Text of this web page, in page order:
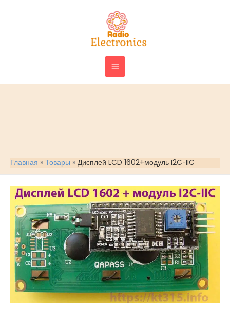
ГЛАВНОЕ
МЕНЮ
Главная Товары Дисплей LCD 1602+модуль I2C-IIC